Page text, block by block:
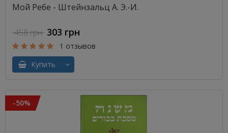
Мой Ребе - Штейнзальц А. Э.-И.
458 грн 303 грн
1 отзывов
Купить
-50%